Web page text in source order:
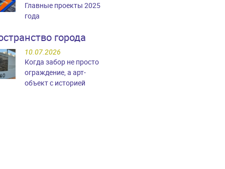
Главные проекты 2025
года
города
10.07.2026
Когда забор не просто
ограждение, а арт-
объект с историей